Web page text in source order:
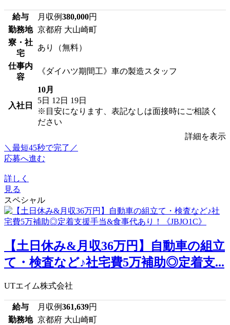
給与 月収例380,000円
勤務地 京都府 大山崎町
寮・社
宅
あり（無料）
仕事内
容
《ダイハツ期間工》車の製造スタッフ
入社日
10月
5日 12日 19日
※目安になります、表記なしは面接時にご相談く
ださい
詳細を表示
＼最短45秒で完了／
応募へ進む
詳しく
見る
スペシャル
【土日休み&月収36万円】自動車の組立
て・検査など♪社宅費5万補助◎定着支...
UTエイム株式会社
給与 月収例361,639円
勤務地 京都府 大山崎町